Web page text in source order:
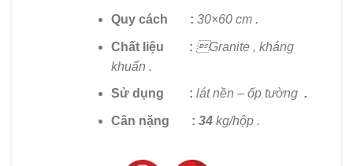
Quy cách :30×60 cm .
Chất liệu :Granite , kháng
khuẩn .
Sử dụng : lát nền – ốp tường .
Cân nặng : 34 kg/hộp .